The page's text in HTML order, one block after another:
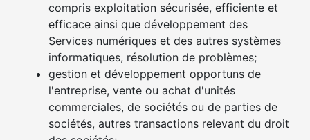
compris exploitation sécurisée, efficiente et
efficace ainsi que développement des
Services numériques et des autres systèmes
informatiques, résolution de problèmes;
gestion et développement opportuns de
l'entreprise, vente ou achat d'unités
commerciales, de sociétés ou de parties de
sociétés, autres transactions relevant du droit